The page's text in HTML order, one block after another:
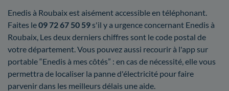
Enedis à Roubaix est aisément accessible en téléphonant.
Faites le09 72 67 50 59s'il y a urgence concernant Enedis à
Roubaix, Les deux derniers chiffres sont le code postal de
votre département. Vous pouvez aussi recourir à l'app sur
portable “Enedis à mes côtés” : en cas de nécessité, elle vous
permettra de localiser la panne d'électricité pour faire
parvenir dans les meilleurs délais une aide.